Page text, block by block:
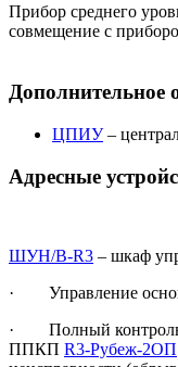
Прибор среднего
совмещение с
Дополнительное
ЦПИУ–
Адресные
ШУН/В-R3 – шкаф
· Управление
· Полный контроль
ППКП R3-Рубеж-2ОП